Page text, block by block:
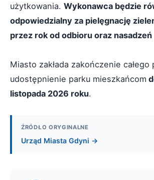
użytkowania. Wykonawca będzie
odpowiedzialny za pielęgnację
przez rok od odbioru oraz
Miasto zakłada zakończenie całego
udostępnienie parku mieszkańcom
listopada 2026 roku.
ŹRÓDŁO ORYGINALNE
Urząd Miasta Gdyni →